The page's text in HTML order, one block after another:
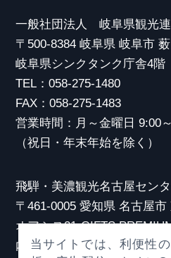
一般社団法人 岐阜県観光
〒500-8384 岐阜県 岐阜市
岐阜県シンクタンク庁舎4階
TEL：058-275-1480
FAX：058-275-1483
営業時間：月～金曜日 9:00
（祝日・年末年始を除く）
飛騨・美濃観光名古屋セン
〒461-0005 愛知県 名古屋
オアシス21 GIFTS
内
当サイトでは、利便性